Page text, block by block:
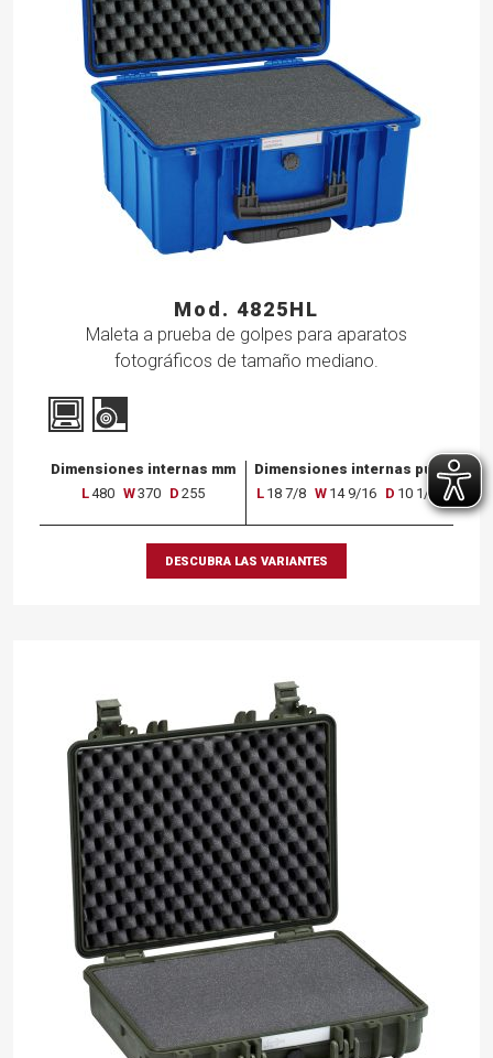
Mod. 4825HL
Maleta a prueba de golpes para aparatos
fotográficos de tamaño mediano.
Dimensiones internas mm
L480 W370 D 255
Dimensiones internas pulg
L 18 7/8 W 14 9/16 D 10 1/16
DESCUBRA LAS VARIANTES